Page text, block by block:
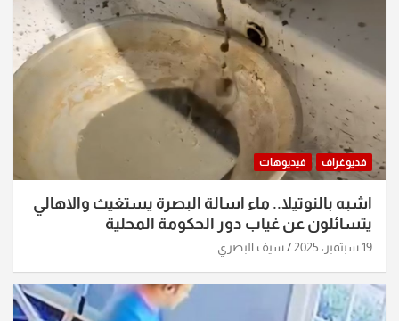
فديوغراف فيديوهات
اشبه بالنوتيلا.. ماء اسالة البصرة يستغيث والاهالي
يتسائلون عن غياب دور الحكومة المحلية
19 سبتمبر، 2025 سيف البصري